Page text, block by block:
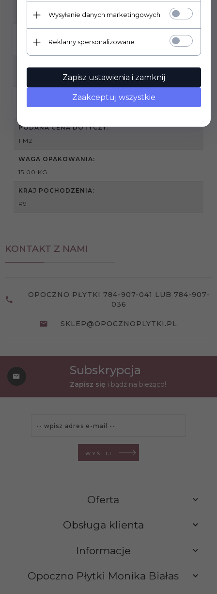
MATOWA STRUKTURALNA
WEWNĄTRZ , ZEWNĄTRZ
SPRZEDAŻ PRODUKTU:
PRODUKT SPRZEDAWANY NA PEŁNE OPAKOWANIA
PODANA CENA DOTYCZY:
1 M2
WAGA OPAKOWANIA:
15,00 KG
KRAJ POCHODZENIA:
R9
KONTAKT Z NAMI
OPOCZNO PŁYTKI 784-907-041 LUB 784-907-
036
SKLEP@OPOCZNOPLYTKI.PL
Subskrypcja
Zapisz się i bądź na bieżąco!
WYŚLIJ
Oferta
Obsługa klienta
Informacje
Opoczno Płytki Monika Białas
Wysyłanie danych marketingowych
Reklamy spersonalizowane
Zapisz ustawienia i zamknij
Zaakceptuj wszystkie